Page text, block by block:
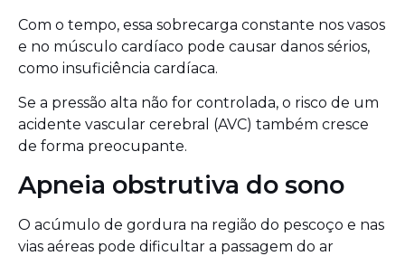
Com o tempo, essa sobrecarga constante nos vasos
e no músculo cardíaco pode causar danos sérios,
como insuficiência cardíaca.
Se a pressão alta não for controlada, o risco de um
acidente vascular cerebral (AVC) também cresce
de forma preocupante.
Apneia obstrutiva do sono
O acúmulo de gordura na região do pescoço e nas
vias aéreas pode dificultar a passagem do ar